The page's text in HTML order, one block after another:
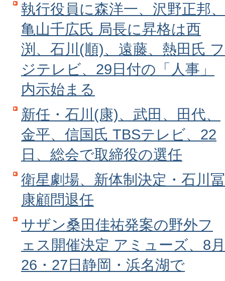
執行役員に森洋一、沢野正邦、
亀山千広氏 局長に昇格は西
渕、石川(順)、遠藤、熱田氏 フ
ジテレビ、29日付の「人事」
内示始まる
新任・石川(康)、武田、田代、
金平、信国氏 TBSテレビ、22
日、総会で取締役の選任
衛星劇場、新体制決定・石川冨
康顧問退任
サザン桑田佳祐発案の野外フ
ェス開催決定 アミューズ、8月
26・27日静岡・浜名湖で